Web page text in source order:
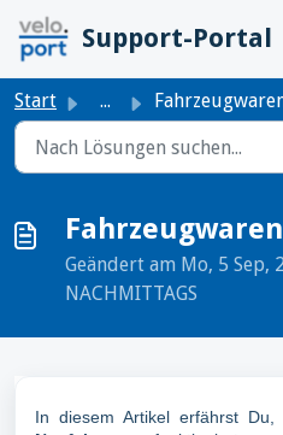
Support-Portal
Start ...
Geändert am Mo, 5 Sep,
NACHMITTAGS
In diesem Artikel erfährst Du,